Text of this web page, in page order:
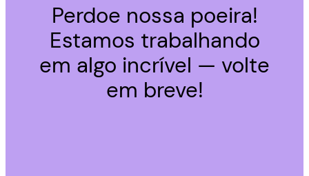
Perdoe nossa poeira!
Estamos trabalhando
em algo incrível — volte
em breve!